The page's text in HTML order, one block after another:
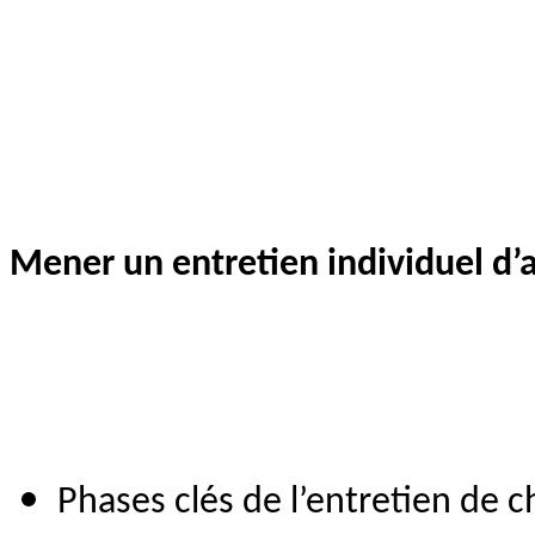
Mener un entretien individuel
Phases clés de l’entretien de